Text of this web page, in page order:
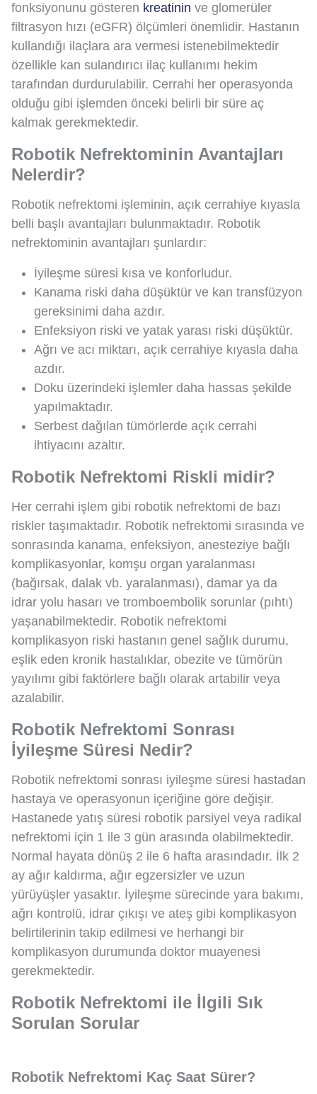
fonksiyonunu gösteren kreatinin ve glomerüler
filtrasyon hızı (eGFR) ölçümleri önemlidir. Hastanın
kullandığı ilaçlara ara vermesi istenebilmektedir
özellikle kan sulandırıcı ilaç kullanımı hekim
tarafından durdurulabilir. Cerrahi her operasyonda
olduğu gibi işlemden önceki belirli bir süre aç
kalmak gerekmektedir.
Robotik Nefrektominin Avantajları
Nelerdir?
Robotik nefrektomi işleminin, açık cerrahiye kıyasla
belli başlı avantajları bulunmaktadır. Robotik
nefrektominin avantajları şunlardır:
İyileşme süresi kısa ve konforludur.
Kanama riski daha düşüktür ve kan transfüzyon
gereksinimi daha azdır.
Enfeksiyon riski ve yatak yarası riski düşüktür.
Ağrı ve acı miktarı, açık cerrahiye kıyasla daha
azdır.
Doku üzerindeki işlemler daha hassas şekilde
yapılmaktadır.
Serbest dağılan tümörlerde açık cerrahi
ihtiyacını azaltır.
Robotik Nefrektomi Riskli midir?
Her cerrahi işlem gibi robotik nefrektomi de bazı
riskler taşımaktadır. Robotik nefrektomi sırasında ve
sonrasında kanama, enfeksiyon, anesteziye bağlı
komplikasyonlar, komşu organ yaralanması
(bağırsak, dalak vb. yaralanması), damar ya da
idrar yolu hasarı ve tromboembolik sorunlar (pıhtı)
yaşanabilmektedir. Robotik nefrektomi
komplikasyon riski hastanın genel sağlık durumu,
eşlik eden kronik hastalıklar, obezite ve tümörün
yayılımı gibi faktörlere bağlı olarak artabilir veya
azalabilir.
Robotik Nefrektomi Sonrası
İyileşme Süresi Nedir?
Robotik nefrektomi sonrası iyileşme süresi hastadan
hastaya ve operasyonun içeriğine göre değişir.
Hastanede yatış süresi robotik parsiyel veya radikal
nefrektomi için 1 ile 3 gün arasında olabilmektedir.
Normal hayata dönüş 2 ile 6 hafta arasındadır. İlk 2
ay ağır kaldırma, ağır egzersizler ve uzun
yürüyüşler yasaktır. İyileşme sürecinde yara bakımı,
ağrı kontrolü, idrar çıkışı ve ateş gibi komplikasyon
belirtilerinin takip edilmesi ve herhangi bir
komplikasyon durumunda doktor muayenesi
gerekmektedir.
Robotik Nefrektomi ile İlgili Sık
Sorulan Sorular
Robotik Nefrektomi Kaç Saat Sürer?